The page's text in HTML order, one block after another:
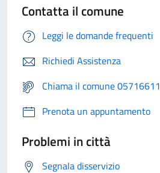
Contatta il comune
Leggi le domande frequenti
Richiedi Assistenza
Chiama il comune 05716611
Prenota un appuntamento
Problemi in città
Segnala disservizio